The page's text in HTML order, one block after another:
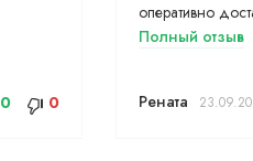
0 0
оперативно
Полный отзыв
Рената